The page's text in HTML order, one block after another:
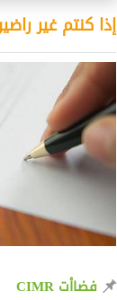
إذا كنتم غير
فضاأت CIMR